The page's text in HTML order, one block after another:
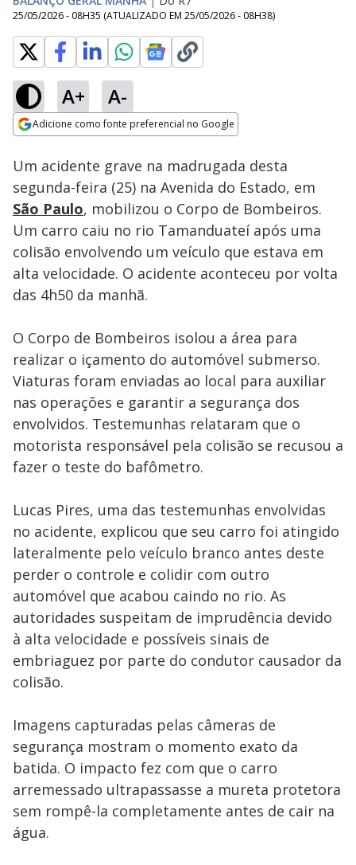
25/05/2026 - 08H35 (ATUALIZADO EM 25/05/2026 - 08H38)
A+ A-
Adicione como fonte preferencial no Google
Ativar
Loaded:
6.27%
Um acidente grave na madrugada desta
segunda-feira (25) na Avenida do Estado, em
São Paulo, mobilizou o Corpo de Bombeiros.
Um carro caiu no rio Tamanduateí após uma
colisão envolvendo um veículo que estava em
alta velocidade. O acidente aconteceu por volta
das 4h50 da manhã.
O Corpo de Bombeiros isolou a área para
realizar o içamento do automóvel submerso.
Viaturas foram enviadas ao local para auxiliar
nas operações e garantir a segurança dos
envolvidos. Testemunhas relataram que o
motorista responsável pela colisão se recusou a
fazer o teste do bafômetro.
Lucas Pires, uma das testemunhas envolvidas
no acidente, explicou que seu carro foi atingido
lateralmente pelo veículo branco antes deste
perder o controle e colidir com outro
automóvel que acabou caindo no rio. As
autoridades suspeitam de imprudência devido
à alta velocidade e possíveis sinais de
embriaguez por parte do condutor causador da
colisão.
Imagens capturadas pelas câmeras de
segurança mostram o momento exato da
batida. O impacto fez com que o carro
arremessado ultrapassasse a mureta protetora
sem rompê-la completamente antes de cair na
água.